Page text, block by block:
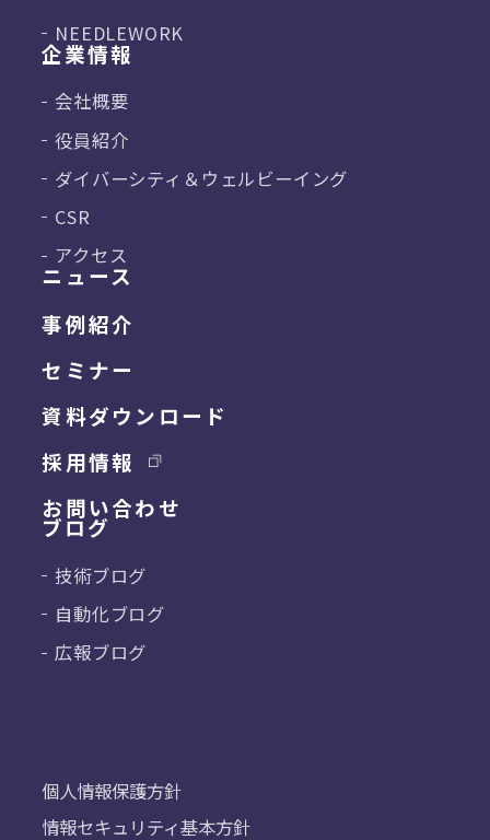
個人情報保護方針
情報セキュリティ基本方針
ニュース
事例紹介
セミナー
資料ダウンロード
採用情報
お問い合わせ
NEEDLEWORK
企業情報
会社概要
役員紹介
ダイバーシティ＆ ウェルビーイング
CSR
アクセス
ブログ
技術ブログ
自動化ブログ
広報ブログ